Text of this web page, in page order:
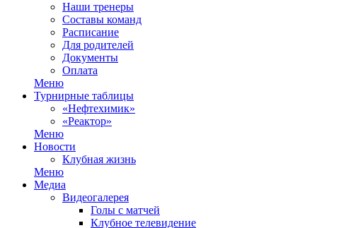
Наши тренеры
Составы команд
Расписание
Для родителей
Документы
Оплата
Меню
Турнирные таблицы
«Нефтехимик»
«Реактор»
Меню
Новости
Клубная жизнь
Меню
Медиа
Видеогалерея
Голы с матчей
Клубное телевидение